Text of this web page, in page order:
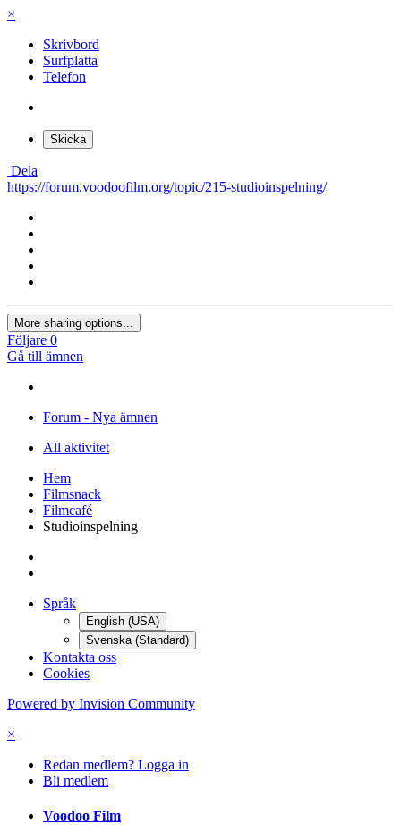
×
Skrivbord
Surfplatta
Telefon
Skicka
Dela
https://forum.voodoofilm.org/topic/215-studioinspelning/
More sharing options...
Följare 0
Gå till ämnen
Forum - Nya ämnen
All aktivitet
Hem
Filmsnack
Filmcafé
Studioinspelning
Språk
English (USA)
Svenska (Standard)
Kontakta oss
Cookies
Powered by Invision Community
×
Redan medlem? Logga in
Bli medlem
Voodoo Film